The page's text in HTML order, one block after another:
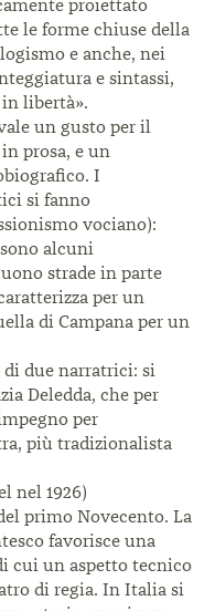
proiettato
le forme chiuse della
e anche, nei
e sintassi,
in libertà».
un gusto per il
prosa, e un
I
si fanno
vociano):
alcuni
strade in parte
per un
di Campana per un
di due narratrici: si
Deledda, che per
per
più tradizionalista
nel 1926)
primo Novecento. La
favorisce una
cui un aspetto tecnico
di regia. In Italia si